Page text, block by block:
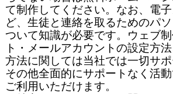
て制作してください。なお、電
ど、生徒と連絡を取るためのパ
ついて知識が必要です。ウェブ
ト・メールアカウントの設定方
方法に関しては当社では一切サポ
その他全面的にサポートなく活
ご利用いただけます。